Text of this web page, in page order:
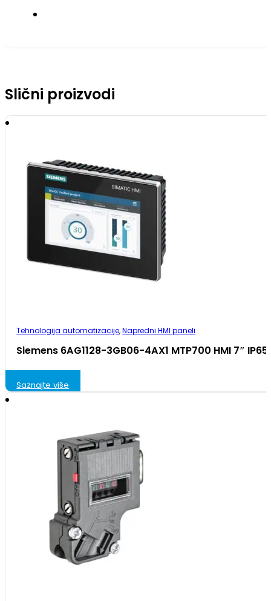
Slični proizvodi
Tehnologija automatizacije,Napredni HMI paneli
Siemens 6AG1128-3GB06-4AX1 MTP700 HMI 7″
Saznajte više